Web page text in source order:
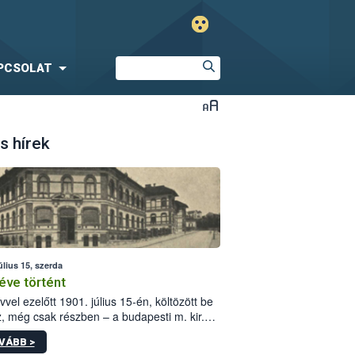
hírek
15, szerda
történt
ezelőtt 1901. július 15-én, költözött be
még csak részben – a budapesti m. kir.
állomás a Kis Rókus utca
alatti, Czigler Győző által tervezett új
>